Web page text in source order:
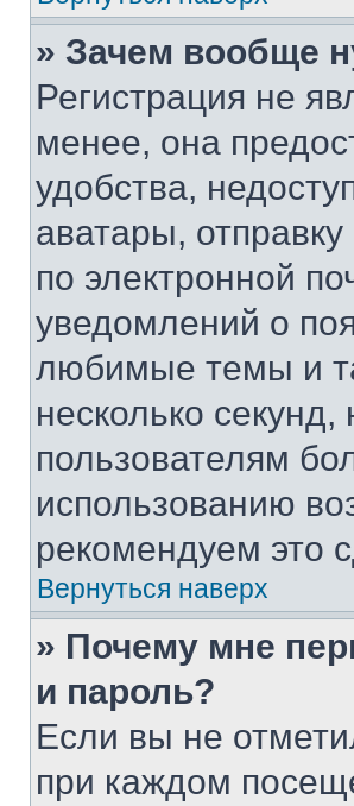
» Зачем вообще
Регистрация не
менее, она
удобства,
аватары,
по электронной
уведомлений о
любимые темы и
несколько
пользователям
использованию
рекомендуем это
Вернуться наверх
» Почему мне
и пароль?
Если вы не
при каждом